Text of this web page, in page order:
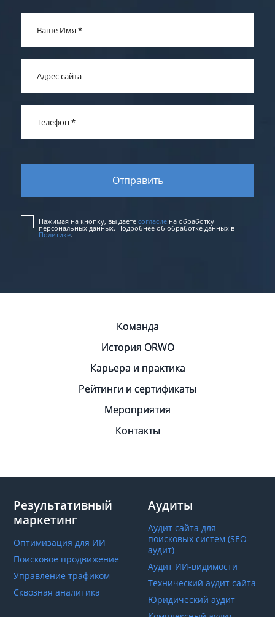
Ваше Имя *
Адрес сайта
Телефон*
Нажимая на кнопку, вы даете согласие на обработку
персональных данных. Подробнее об обработке данных в
Политике.
Команда
История ORWO
Карьера и практика
Рейтинги и сертификаты
Мероприятия
Контакты
Результативный
маркетинг
Оптимизация для ИИ
Поисковое продвижение
Управление трафиком
Сквозная аналитика
Аудиты
Аудит сайта для
поисковых систем (SEO-
аудит)
Аудит ИИ-видимости
Технический аудит сайта
Юридический аудит